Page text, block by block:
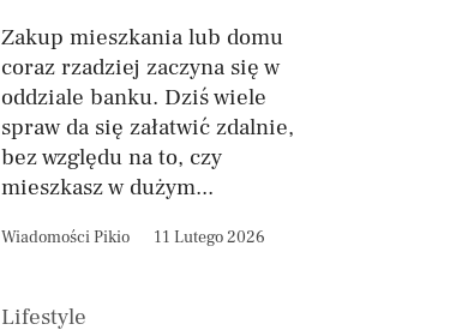
Zakup mieszkania lub domu
coraz rzadziej zaczyna się w
oddziale banku. Dziś wiele
spraw da się załatwić zdalnie,
bez względu na to, czy
mieszkasz w dużym...
Wiadomości Pikio 11 Lutego 2026
Lifestyle